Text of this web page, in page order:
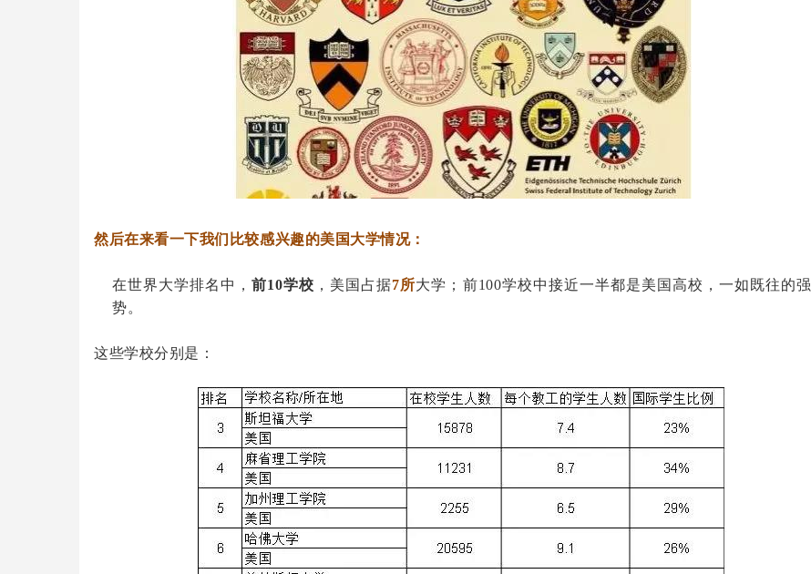
然后在来看一下我们比较感兴趣的美国大学情况：
在世界大学排名中，前10学校 ，美国占据7所大学；前100学校中接近一半都是美国高校，一如既往的强
势。
这些学校分别是：